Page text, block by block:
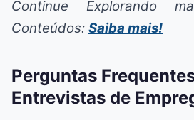
Continue Explorando
Conteúdos: Saiba mais!
Perguntas
Entrevistas de